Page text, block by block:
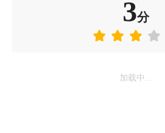
3分
加载中...